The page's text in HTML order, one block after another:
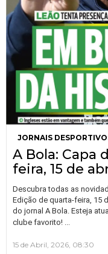
JORNAIS
A Bola: Capa
feira, 15 de
Descubra todas as
Edição de quarta-feira, 15
do jornal A Bola. Esteja
clube favorito!
15 de Abril, 2026, 08:30